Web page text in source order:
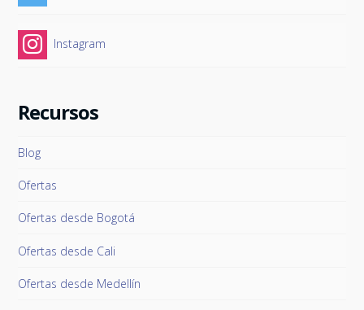
Instagram
Recursos
Blog
Ofertas
Ofertas desde Bogotá
Ofertas desde Cali
Ofertas desde Medellín